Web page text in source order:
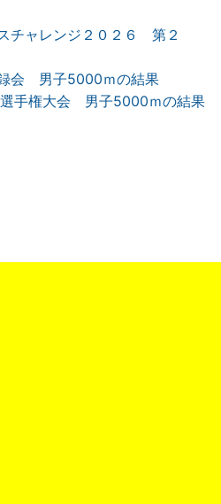
チャレンジ２０２６ 第２
録会 男子5000ｍの結果
選手権大会 男子5000ｍの結果